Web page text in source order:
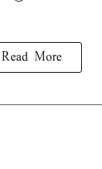
Read More